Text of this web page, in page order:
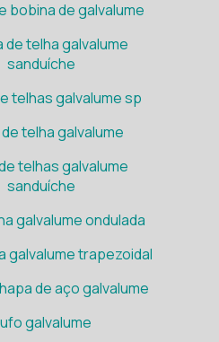
bobina de galvalume
de telha galvalume
sanduíche
telhas galvalume sp
telha galvalume
telhas galvalume
sanduíche
galvalume ondulada
galvalume trapezoidal
de aço galvalume
galvalume